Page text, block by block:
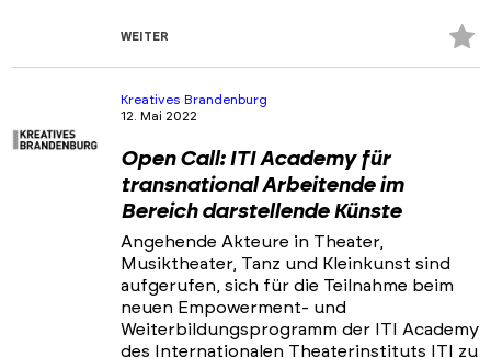
WEITER
Kreatives Brandenburg
12. Mai 2022
Open Call: ITI Academy für
transnational Arbeitende im
Bereich darstellende Künste
Angehende Akteure in Theater,
Musiktheater, Tanz und Kleinkunst sind
aufgerufen, sich für die Teilnahme beim
neuen Empowerment- und
Weiterbildungsprogramm der ITI Academy
des Internationalen Theaterinstituts ITI zu